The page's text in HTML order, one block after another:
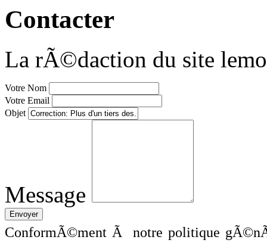
Contacter
La rÃ©daction du site
Votre Nom
Votre Email
Objet
Message
ConformÃ©ment Ã notre politique